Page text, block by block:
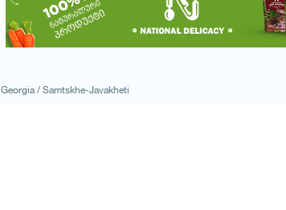
Georgia / Samtskhe-Javakheti